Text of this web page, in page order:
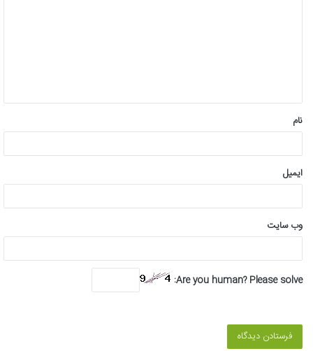
*
نام
ایمیل
وب‌ سایت
Are you human? Please solve: